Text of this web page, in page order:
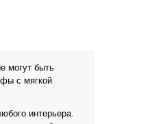
могут быть
с мягкой
интерьера.